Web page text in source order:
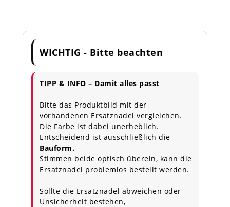
WICHTIG - Bitte beachten
TIPP & INFO – Damit alles passt
Bitte das Produktbild mit der
vorhandenen Ersatznadel vergleichen.
Die Farbe ist dabei unerheblich.
Entscheidend ist ausschließlich die
Bauform.
Stimmen beide optisch überein, kann die
Ersatznadel problemlos bestellt werden.
Sollte die Ersatznadel abweichen oder
Unsicherheit bestehen,